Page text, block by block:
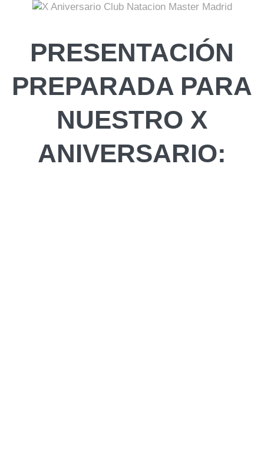
PRESENTACIÓN
PREPARADA PARA
NUESTRO X
ANIVERSARIO: